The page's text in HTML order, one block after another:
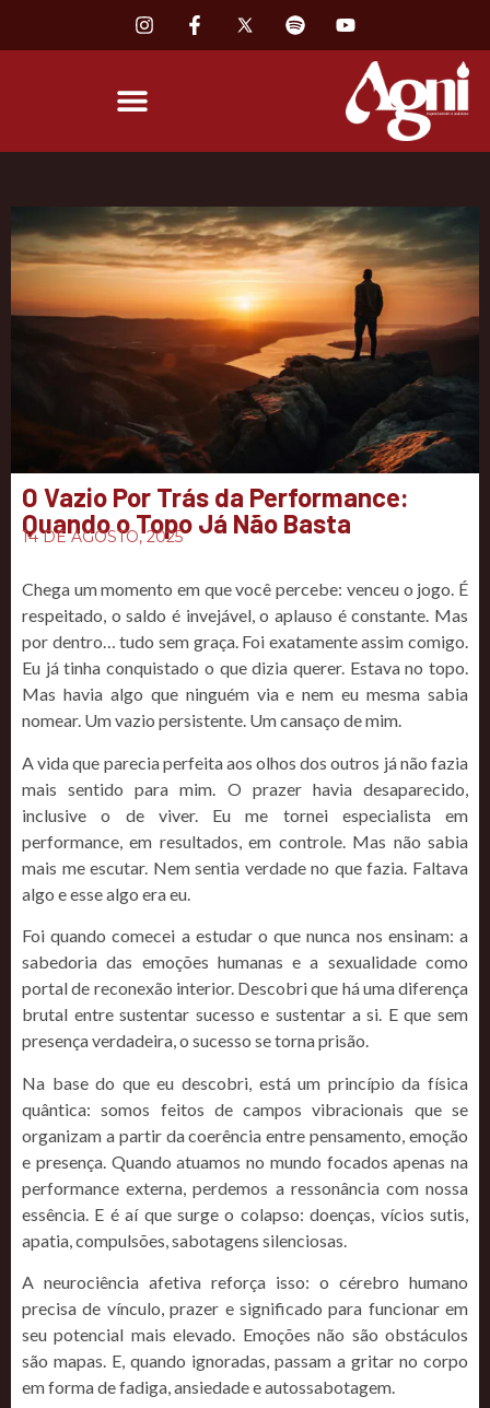
O Vazio Por Trás da Performance:
Quando o Topo Já Não Basta
14 DE AGOSTO, 2025
Chega um momento em que você percebe: venceu o jogo. É
respeitado, o saldo é invejável, o aplauso é constante. Mas
por dentro… tudo sem graça. Foi exatamente assim comigo.
Eu já tinha conquistado o que dizia querer. Estava no topo.
Mas havia algo que ninguém via e nem eu mesma sabia
nomear. Um vazio persistente. Um cansaço de mim.
A vida que parecia perfeita aos olhos dos outros já não fazia
mais sentido para mim. O prazer havia desaparecido,
inclusive o de viver. Eu me tornei especialista em
performance, em resultados, em controle. Mas não sabia
mais me escutar. Nem sentia verdade no que fazia. Faltava
algo e esse algo era eu.
Foi quando comecei a estudar o que nunca nos ensinam: a
sabedoria das emoções humanas e a sexualidade como
portal de reconexão interior. Descobri que há uma diferença
brutal entre sustentar sucesso e sustentar a si. E que sem
presença verdadeira, o sucesso se torna prisão.
Na base do que eu descobri, está um princípio da física
quântica: somos feitos de campos vibracionais que se
organizam a partir da coerência entre pensamento, emoção
e presença. Quando atuamos no mundo focados apenas na
performance externa, perdemos a ressonância com nossa
essência. E é aí que surge o colapso: doenças, vícios sutis,
apatia, compulsões, sabotagens silenciosas.
A neurociência afetiva reforça isso: o cérebro humano
precisa de vínculo, prazer e significado para funcionar em
seu potencial mais elevado. Emoções não são obstáculos
são mapas. E, quando ignoradas, passam a gritar no corpo
em forma de fadiga, ansiedade e autossabotagem.